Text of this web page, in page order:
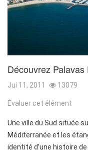
Découvrez
Jui 11, 2011 13079
Évaluer cet élément
Une ville du Sud située
Méditerranée et les
identité d’une histoire